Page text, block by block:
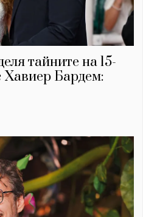
тайните на 15-
Хавиер Бардем: